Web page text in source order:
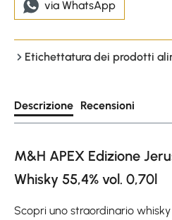
via WhatsApp
Etichettatura dei prodotti
Descrizione Recensioni
M&H APEX Edizione
Whisky 55,4% vol. 0,70l
Scopri uno straordinario